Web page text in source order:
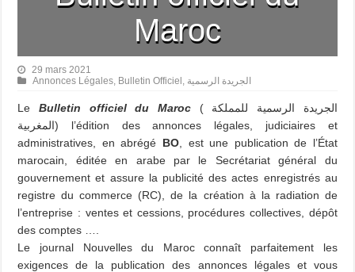
Maroc
29 mars 2021
Annonces Légales, Bulletin Officiel , الجريدة الرسمية
Le Bulletin officiel du Maroc ( الجريدة الرسمية للمملكة
المغربية) l’édition des annonces légales, judiciaires et
administratives, en abrégé BO, est une publication de l’État
marocain, éditée en arabe par le Secrétariat général du
gouvernement et assure la publicité des actes enregistrés au
registre du commerce (RC), de la création à la radiation de
l’entreprise : ventes et cessions, procédures collectives, dépôt
des comptes ….
Le journal Nouvelles du Maroc connaît parfaitement les
exigences de la publication des annonces légales et vous